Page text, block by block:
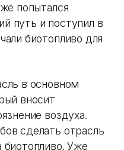
попытался
путь и поступил в
биотопливо для
в основном
вносит
воздуха.
сделать отрасль
биотопливо. Уже